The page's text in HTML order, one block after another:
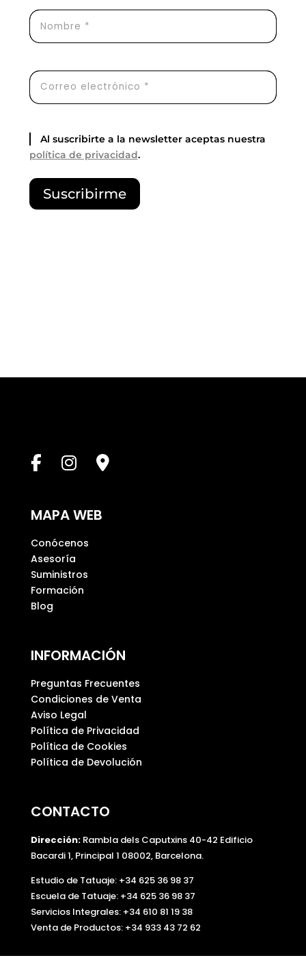
Al suscribirte a la newsletter aceptas nuestra
política de privacidad.
P
o
c
a
o
a
c
í
o
.
Suscribirme
MAPA WEB
Conócenos
Asesoría
Suministros
Formación
Blog
INFORMACIÓN
Preguntas Frecuentes
Condiciones de Venta
Aviso Legal
Política de Privacidad
Política de Cookies
Política de Devolución
CONTACTO
Dirección:Rambla dels Caputxins 40-42 Edificio
Bacardi 1, Principal 1 08002, Barcelona.
Estudio de Tatuaje: +34 625 36 98 37
Escuela de Tatuaje: +34 625 36 98 37
Servicios Integrales: +34 610 81 19 38
Venta de Productos: +34 933 43 72 62